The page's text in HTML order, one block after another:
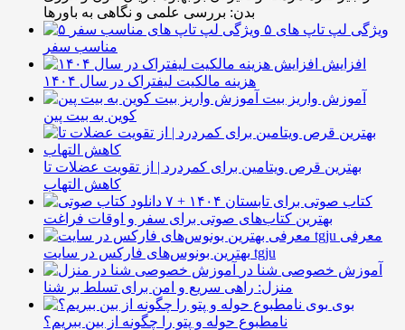
بدن: بررسی علمی و نگاهی به باورها
۵ ویژگی لپ تاپ های
مناسب سفر
افزایش
هزینه مالکیت لیفتراک در سال ۱۴۰۴
آموزش واریز بیت
کوین به بیت پین
بهترین قرص ویتامین برای کمردرد | از تقویت عضلات تا
کاهش التهاب
۷ کتاب صوتی برای تابستان ۱۴۰۴ +
بهترین کتاب‌های صوتی برای سفر و اوقات فراغت
معرفی
بهترین بونوس‌های فارکس در سایت tgju
آموزش خصوصی شنا در
منزل: راهی سریع و امن برای تسلط بر شنا
بوی
نامطبوع حوله و پتو را چگونه از بین ببریم؟